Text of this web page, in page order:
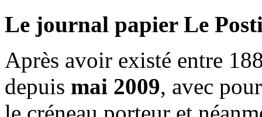
Le journal papier Le
Après avoir existé entre
depuis mai 2009, avec